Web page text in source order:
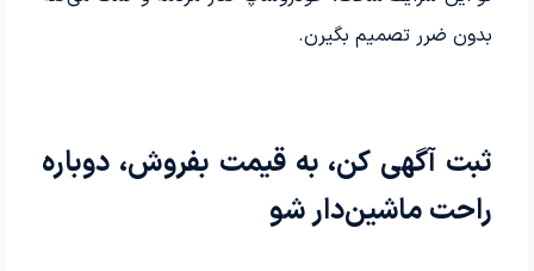
بدون ضرر تصمیم بگیرن.
ثبت آگهی کن، به قیمت بفروش، دوباره
راحت ماشین‌دار شو